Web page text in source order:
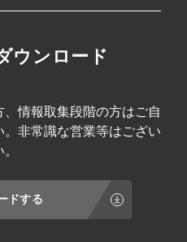
ウンロード
情報取集段階の方はご自
非常識な営業等はござい
ドする